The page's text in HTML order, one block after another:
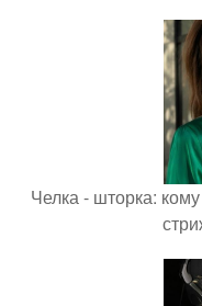
Челка - шторка: